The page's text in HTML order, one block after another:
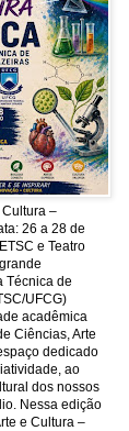
Cultura –
26 a 28 de
e Teatro
Técnica de
UFCG)
acadêmica
Ciências, Arte
dedicado
ao
dos nossos
Nessa edição
e Cultura –